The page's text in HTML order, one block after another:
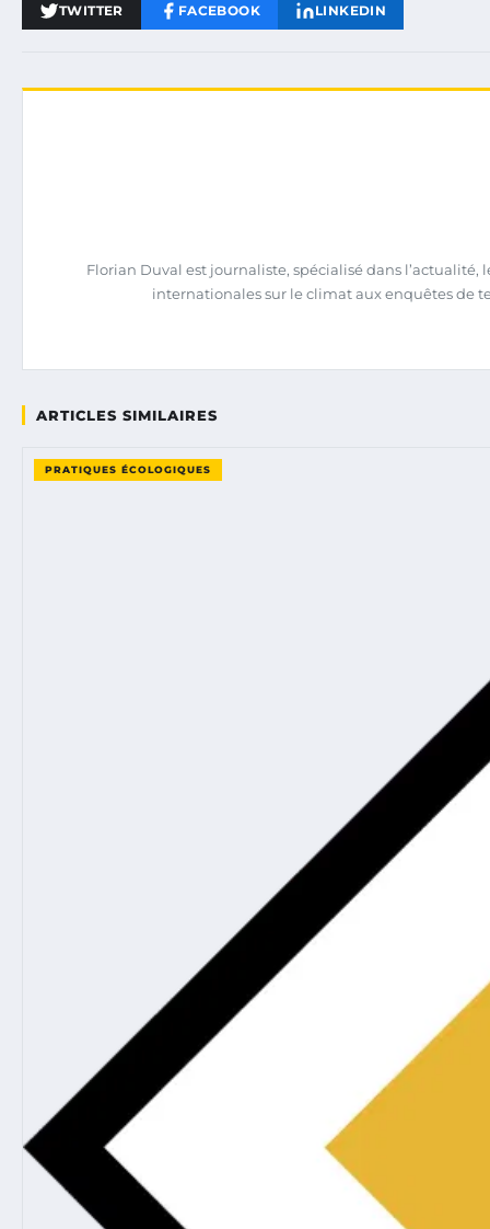
TWITTER FACEBOOK LINKEDIN
Florian Duval est journaliste, spécialisé dans
internationales sur le climat aux enquêtes de
ARTICLES SIMILAIRES
PRATIQUES ÉCOLOGIQUES